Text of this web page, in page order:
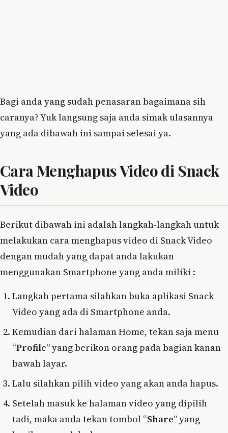
Bagi anda yang sudah penasaran bagaimana sih
caranya? Yuk langsung saja anda simak ulasannya
yang ada dibawah ini sampai selesai ya.
Cara Menghapus Video di Snack
Video
Berikut dibawah ini adalah langkah-langkah untuk
melakukan cara menghapus video di Snack Video
dengan mudah yang dapat anda lakukan
menggunakan Smartphone yang anda miliki :
Langkah pertama silahkan buka aplikasi Snack
Video yang ada di Smartphone anda.
Kemudian dari halaman Home, tekan saja menu
“Profile” yang berikon orang pada bagian kanan
bawah layar.
Lalu silahkan pilih video yang akan anda hapus.
Setelah masuk ke halaman video yang dipilih
tadi, maka anda tekan tombol “Share” yang